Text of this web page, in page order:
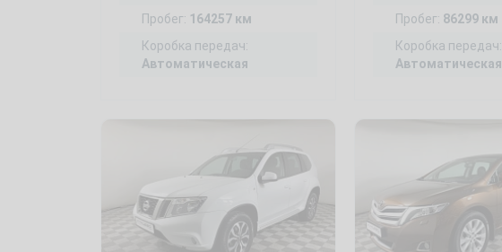
Пробег: 164257 км
Коробка передач:
Автоматическая
Пробег: 86299 км
Коробка передач:
Автоматическая